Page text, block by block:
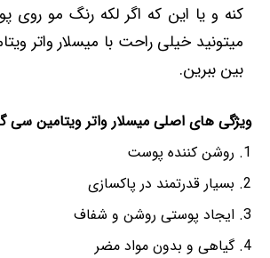
کنه و یا این که اگر لکه رنگ مو روی
میتونید خیلی راحت با میسلار واتر
بین ببرین.
ویژگی های اصلی میسلار واتر ویتامین سی
روشن کننده پوست
بسیار قدرتمند در پاکسازی
ایجاد پوستی روشن و شفاف
گیاهی و بدون مواد مضر